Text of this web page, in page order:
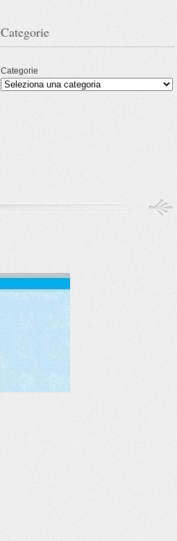
Categorie
Categorie